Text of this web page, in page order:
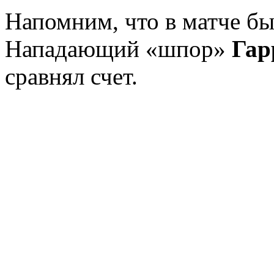
Напомним, что в матче
Нападающий «шпор»
сравнял счет.